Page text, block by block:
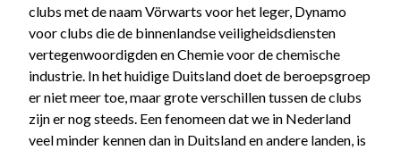
clubs met de naam Vörwarts voor het leger, Dynamo
voor clubs die de binnenlandse veiligheidsdiensten
vertegenwoordigden en Chemie voor de chemische
industrie. In het huidige Duitsland doet de beroepsgroep
er niet meer toe, maar grote verschillen tussen de clubs
zijn er nog steeds. Een fenomeen dat we in Nederland
veel minder kennen dan in Duitsland en andere landen, is